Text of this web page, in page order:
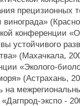
прецизионных
конференции
устойчивого
(Махачкала,
«Эколого-
(Астрахань,
на
экспо -